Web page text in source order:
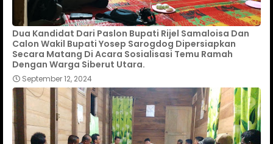
Dua Kandidat Dari Paslon Bupati Rijel Samaloisa Dan
Calon Wakil Bupati Yosep Sarogdog Dipersiapkan
Secara Matang Di Acara Sosialisasi Temu Ramah
Dengan Warga Siberut Utara.
September 12, 2024